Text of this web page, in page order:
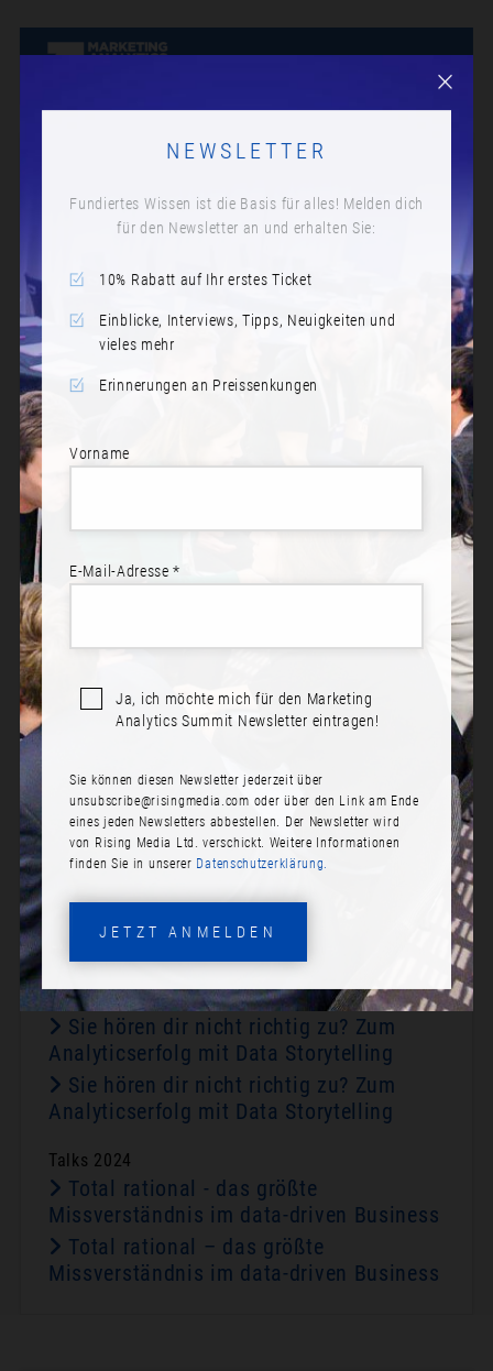
DR. JULIA ZUKRIGL
Rolle:
Data Storytelling Trainer
Talks 2023
Sie hören dir nicht richtig zu? Zum
Analyticserfolg mit Data Storytelling
Sie hören dir nicht richtig zu? Zum
Analyticserfolg mit Data Storytelling
Talks 2024
Total rational - das größte
Missverständnis im data-driven Business
Total rational – das größte
Missverständnis im data-driven Business
NEWSLETTER
Fundiertes Wissen ist die Basis für alles! Melden dich
für den Newsletter an und erhalten Sie:
10% Rabatt auf Ihr erstes Ticket
Einblicke, Interviews, Tipps, Neuigkeiten und
vieles mehr
Erinnerungen an Preissenkungen
Vorname
E-Mail-Adresse *
Ja, ich möchte mich für den Marketing
Analytics Summit Newsletter eintragen!
Sie können diesen Newsletter jederzeit über
unsubscribe@risingmedia.com oder über den Link am Ende
eines jeden Newsletters abbestellen. Der Newsletter wird
von Rising Media Ltd. verschickt. Weitere Informationen
finden Sie in unserer Datenschutzerklärung.
JETZT ANMELDEN